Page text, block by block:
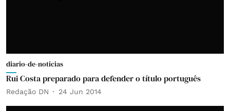
diario-de-noticias
Rui Costa preparado para defender o título português
Redação DN 24 Jun 2014